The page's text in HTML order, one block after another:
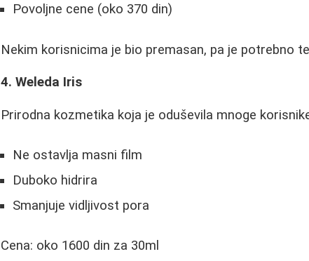
Povoljne cene (oko 370 din)
Nekim korisnicima je bio premasan, pa je potrebno
4. Weleda Iris
Prirodna kozmetika koja je oduševila mnoge
Ne ostavlja masni film
Duboko hidrira
Smanjuje vidljivost pora
Cena: oko 1600 din za 30ml